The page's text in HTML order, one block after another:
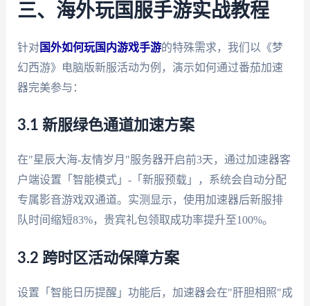
三、海外玩国服手游实战教程
针对国外如何玩国内游戏手游的特殊需求，我们以《梦
幻西游》电脑版新服活动为例，演示如何通过番茄加速
器完美参与：
3.1 新服绿色通道加速方案
在"星辰大海-友情岁月"服务器开启前3天，通过加速器客
户端设置「智能模式」-「新服预载」，系统会自动分配
专属影音游戏双通道。实测显示，使用加速器后新服排
队时间缩短83%，贵宾礼包领取成功率提升至100%。
3.2 跨时区活动保障方案
设置「智能日历提醒」功能后，加速器会在"肝胆相照"成